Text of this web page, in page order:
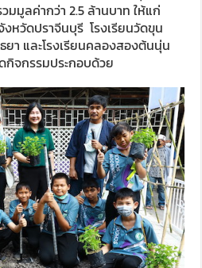
มูลค่ากว่า 2.5 ล้านบาท ให้แก่
หวัดปราจีนบุรี โรงเรียนวัดขุน
า และโรงเรียนคลองสองต้นนุ่น
กิจกรรมประกอบด้วย